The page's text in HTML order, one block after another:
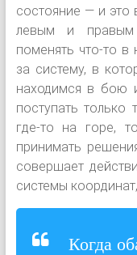
состояние — и это
левым и
поменять что-то
за систему, в
находимся в
поступать только
где-то на горе,
принимать
совершает
системы
Когда